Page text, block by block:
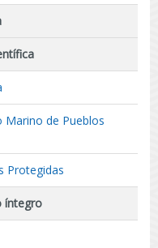
Marino de Pueblos
Protegidas
íntegro